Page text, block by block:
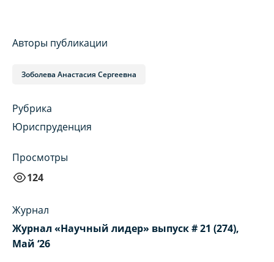
Авторы публикации
Зоболева Анастасия Сергеевна
Рубрика
Юриспруденция
Просмотры
124
Журнал
Журнал «Научный лидер» выпуск # 21 (274),
Май ‘26